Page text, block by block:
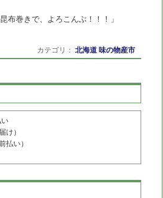
巻きで、よろこんぶ！！！」
カテゴリ：北海道 味の物産市
け）
払い）